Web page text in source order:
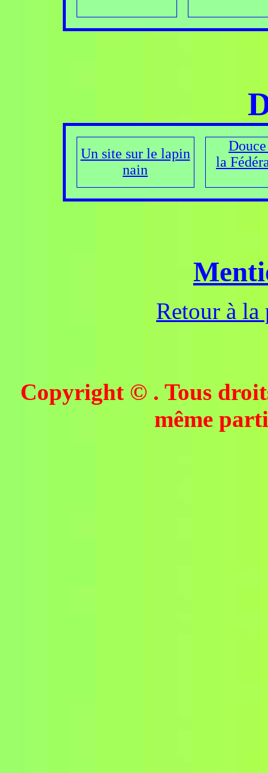
Un site sur le lapin
nain
la
Retour à la
Copyright © . Tous
même